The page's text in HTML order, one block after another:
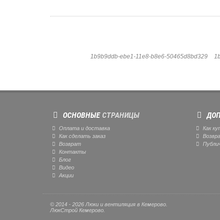
1b9b9ddb-ebe1-11e8-b8e6-50465d8bd329
ОСНОВНЫЕСТРАНИЦЫ
Оплата и доставка
Как сделать заказ
Возврат
Контакты
Блог
Видео
Акции
Как
© 2014 - 2026 Люки и вентиляция в Кемерово.
ЛюкСтрой Кемерово.